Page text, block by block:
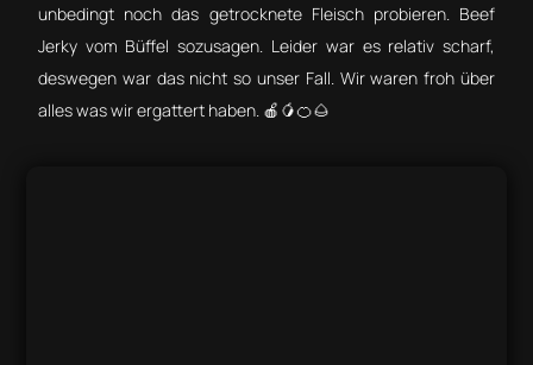
unbedingt noch das getrocknete Fleisch probieren. Beef
Jerky vom Büffel sozusagen. Leider war es relativ scharf,
deswegen war das nicht so unser Fall. Wir waren froh über
alles was wir ergattert haben. 🍎🥭🍊🌰